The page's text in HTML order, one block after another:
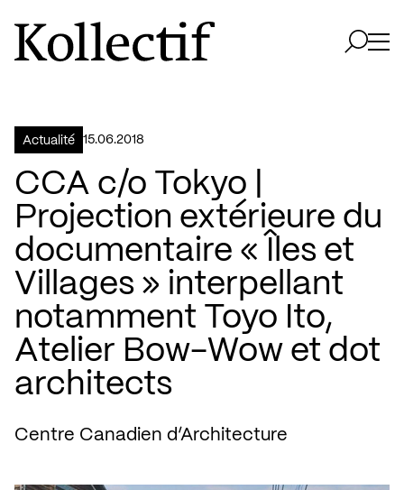
Aller à la page d'accueil
Logo Kollectif
Actualité 15.06.2018
CCA c/o Tokyo |
Projection extérieure du
documentaire « Îles et
Villages » interpellant
notamment Toyo Ito,
Atelier Bow-Wow et dot
architects
Centre Canadien d’Architecture